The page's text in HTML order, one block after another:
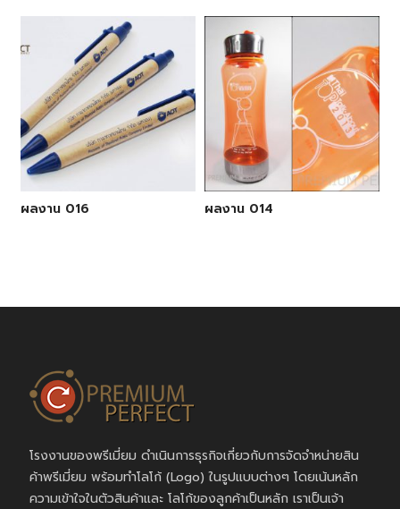
ผลงาน 016 ผลงาน 014
โรงงานของพรีเมี่ยม ดำเนินการธุรกิจเกี่ยวกับการจัดจำหน่ายสิน
ค้าพรีเมี่ยม พร้อมทำโลโก้ (Logo) ในรูปแบบต่างๆ โดยเน้นหลัก
ความเข้าใจในตัวสินค้าและ โลโก้ของลูกค้าเป็นหลัก เราเป็นเจ้า